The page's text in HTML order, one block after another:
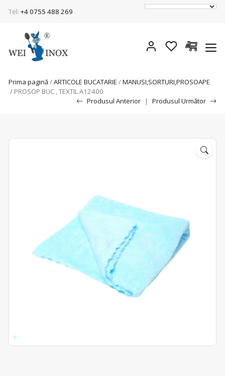
Tel: +4 0755 488 269
Prima pagină/ARTICOLE BUCATARIE /MANUSI,SORTURI,PROSOAPE
/ PROSOP BUC , TEXTIL A12400
Produsul Anterior
| Produsul Următor